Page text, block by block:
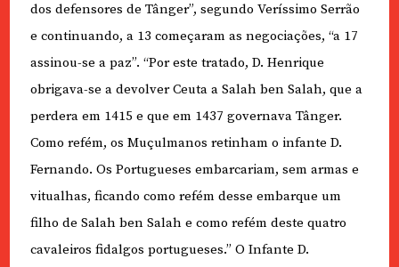
dos defensores de Tânger”, segundo Veríssimo Serrão
e continuando, a 13 começaram as negociações, “a 17
assinou-se a paz”. “Por este tratado, D. Henrique
obrigava-se a devolver Ceuta a Salah ben Salah, que a
perdera em 1415 e que em 1437 governava Tânger.
Como refém, os Muçulmanos retinham o infante D.
Fernando. Os Portugueses embarcariam, sem armas e
vitualhas, ficando como refém desse embarque um
filho de Salah ben Salah e como refém deste quatro
cavaleiros fidalgos portugueses.” O Infante D.